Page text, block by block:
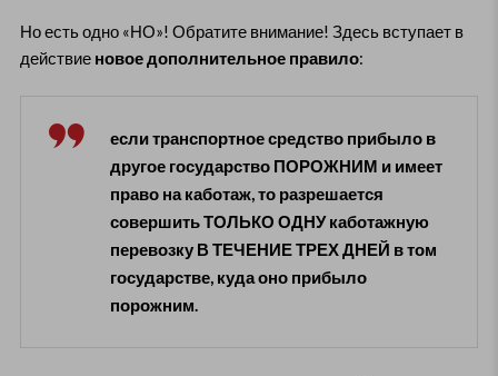
Но есть одно «НО»! Обратите внимание! Здесь вступает в
действие новое дополнительное правило:
если транспортное средство прибыло в
другое государство ПОРОЖНИМ и имеет
право на каботаж, то разрешается
совершить ТОЛЬКО ОДНУ каботажную
перевозку В ТЕЧЕНИЕ ТРЕХ ДНЕЙ в том
государстве, куда оно прибыло
порожним.